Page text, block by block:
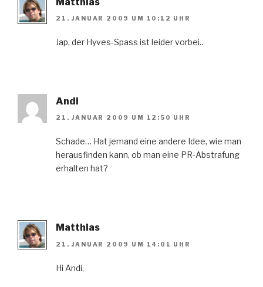
21. JANUAR 2009 UM 10:12 UHR
Jap, der Hyves-Spass ist leider vorbei..
Andi
21. JANUAR 2009 UM 12:50 UHR
Schade… Hat jemand eine andere Idee, wie man
herausfinden kann, ob man eine PR-Abstrafung
erhalten hat?
Matthias
21. JANUAR 2009 UM 14:01 UHR
Hi Andi,